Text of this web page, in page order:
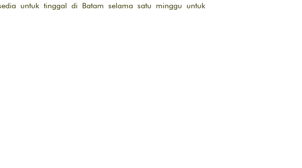
untuk tinggal di Batam selama satu minggu untuk